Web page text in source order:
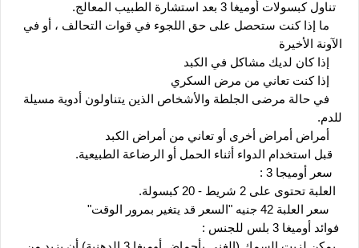
تناول كبسولات أوميغا 3 بعد استشارة الطبيب المعالج.
الآونة الأخيرة
إذا كان لديك مشاكل في الكبد
إذا كنت تعاني من مرض السكري
للدم.
أمراض أمراض أخرى أو تعاني من أمراض الكبد
قبل استخدام الدواء أثناء الحمل أو الرضاعة الطبيعية.
سعر أوميجا 3 :
العلبة تحتوى على 2 شريط - 20 كبسولة.
سعر العلبة 42 جنيه "السعر قد يتغير بمرور الوقت"
فوائد أوميغا 3 بلس للجنس :